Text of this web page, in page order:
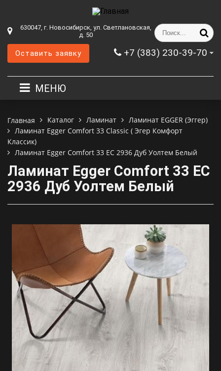
630047, г. Новосибирск, ул. Светлановская,
д. 50
+7 (383) 230-39-70
Оставить заявку
МЕНЮ
Главная Каталог Ламинат
Ламинат EGGER (Эггер)
Ламинат Egger Comfort 33 Classic ( Эгер Комфорт
Классик)
Ламинат Egger Comfort 33 EC 2936 Дуб Уолтем Белый
Ламинат Egger Comfort 33 EC
2936 Дуб Уолтем Белый